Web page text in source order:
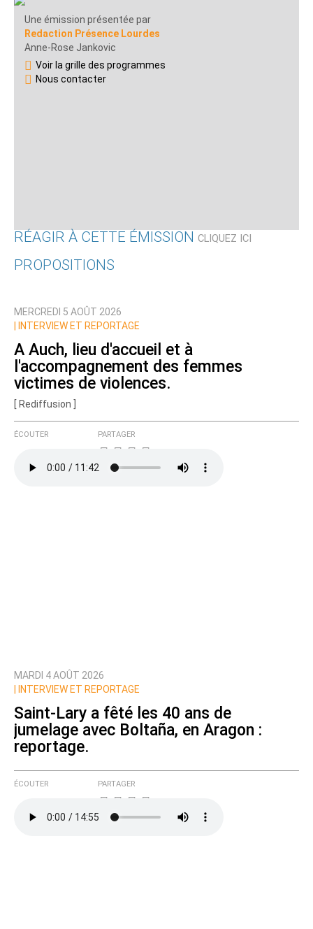
Une émission présentée par
Redaction Présence Lourdes
Anne-Rose Jankovic
Voir la grille des programmes
Nous contacter
RÉAGIR À CETTE ÉMISSION CLIQUEZ ICI
Nom
Courriel (non publié)
Ajoutez votre commentaire ici
Prévenez-moi de tous les nouveaux commentaires
PROPOSITIONS
MERCREDI 5 AOÛT 2026
INTERVIEW ET REPORTAGE
A Auch, lieu d'accueil et à
l'accompagnement des femmes
victimes de violences.
[ Rediffusion ]
ÉCOUTER PARTAGER
MARDI 4 AOÛT 2026
INTERVIEW ET REPORTAGE
Saint-Lary a fêté les 40 ans de
jumelage avec Boltaña, en Aragon :
reportage.
ÉCOUTER PARTAGER